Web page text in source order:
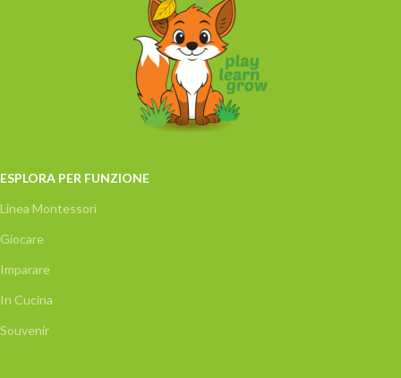
ESPLORA PER FUNZIONE
Linea Montessori
Giocare
Imparare
In Cucina
Souvenir